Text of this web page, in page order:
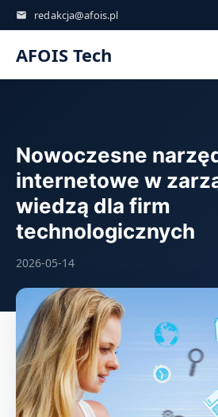
redakcja@afois.pl
AFOIS Tech
Nowoczesne
internetowe w
wiedzą dla firm
technologicznych
2026-05-14